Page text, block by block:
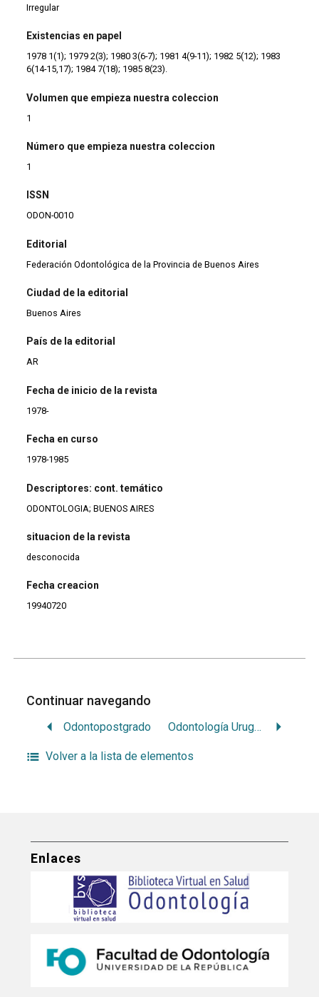
Irregular
Existencias en papel
1978 1(1); 1979 2(3); 1980 3(6-7); 1981 4(9-11); 1982 5(12); 1983
6(14-15,17); 1984 7(18); 1985 8(23).
Volumen que empieza nuestra coleccion
1
Número que empieza nuestra coleccion
1
ISSN
ODON-0010
Editorial
Federación Odontológica de la Provincia de Buenos Aires
Ciudad de la editorial
Buenos Aires
País de la editorial
AR
Fecha de inicio de la revista
1978-
Fecha en curso
1978-1985
Descriptores: cont. temático
ODONTOLOGIA; BUENOS AIRES
situacion de la revista
desconocida
Fecha creacion
19940720
Continuar navegando
Odontopostgrado Odontología Uruguaya
Volver a la lista de elementos
Enlaces